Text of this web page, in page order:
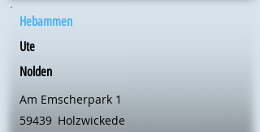
Hebammen
Ute
Nolden
Am Emscherpark 1
59439 Holzwickede